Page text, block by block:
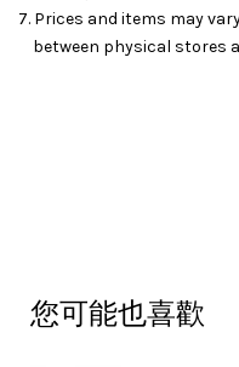
7. Prices and items may
between physical stores
您可能也喜歡